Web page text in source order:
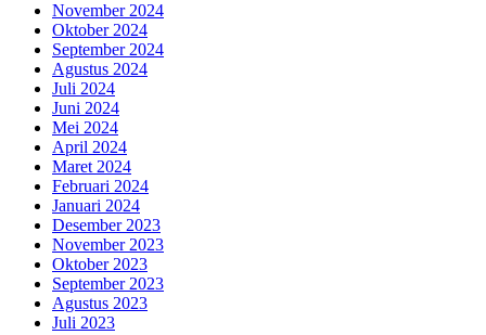
November 2024
Oktober 2024
September 2024
Agustus 2024
Juli 2024
Juni 2024
Mei 2024
April 2024
Maret 2024
Februari 2024
Januari 2024
Desember 2023
November 2023
Oktober 2023
September 2023
Agustus 2023
Juli 2023